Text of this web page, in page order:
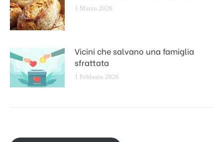
1 Marzo 2026
Vicini che salvano una famiglia
sfrattata
1 Febbraio 2026